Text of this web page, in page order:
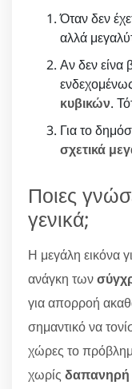
Όταν δεν
αλλά
Αν δεν είνα
κυβικών.
Για το
σχετικά
Ποιες
γενικά;
Η μεγάλη εικόνα
ανάγκη των
για απορροή
σημαντικό να
χώρες το
χωρίς δαπανηρή